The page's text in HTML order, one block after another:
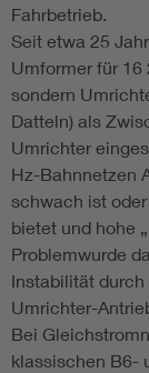
Fahrbetrieb.
Seit etwa 25
Umformer für
sondern
Datteln) als
Umrichter
Hz-Bahnnetzen
schwach ist
bietet und hohe
Problemwurde
Instabilität
Umrichter-
Bei
klassischen B6-